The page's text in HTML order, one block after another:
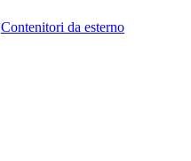
Contenitori da esterno